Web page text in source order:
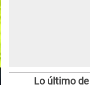
Lo último